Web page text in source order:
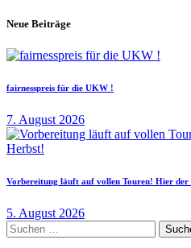
Neue Beiträge
fairnesspreis für die UKW !
7. August 2026
Vorbereitung läuft auf vollen Touren! Hier der
5. August 2026
Suchen
nach: